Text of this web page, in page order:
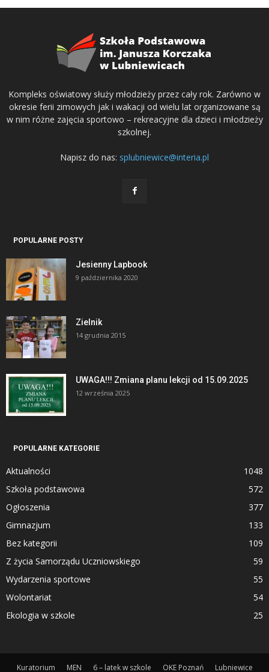
Kompleks oświatowy służy młodzieży przez cały rok. Zarówno w
okresie ferii zimowych jak i wakacji od wielu lat organizowane są
w nim różne zajęcia sportowo – rekreacyjne dla dzieci i młodzieży
szkolnej.
Napisz do nas: splubniewice@interia.pl
POPULARNE POSTY
Jesienny Lapbook
9 października 2020
Zielnik
14 grudnia 2015
UWAGA!!! Zmiana planu lekcji od 15.09.2025
12 września 2025
POPULARNE KATEGORIE
Aktualności
1048
Szkoła podstawowa
572
Ogłoszenia
377
Gimnazjum
133
Bez kategorii
109
Z życia Samorządu Uczniowskiego
59
Wydarzenia sportowe
55
Wolontariat
54
Ekologia w szkole
25
Kuratorium MEN 6 – latek w szkole OKE Poznań Lubniewice